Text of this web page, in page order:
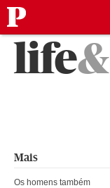
Saltarlife&
Mais
Os homens também